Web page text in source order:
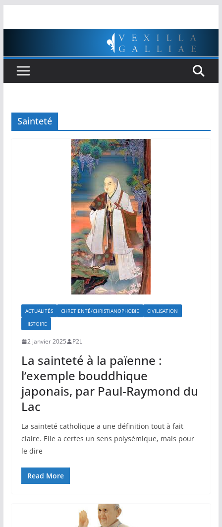
Sainteté
ACTUALITÉS CHRETIENTÉ/CHRISTIANOPHOBIE
CIVILISATION
HISTOIRE
2 janvier 2025 P2L
La sainteté à la païenne :
l’exemple bouddhique
japonais, par Paul-Raymond du
Lac
La sainteté catholique a une définition tout à fait
claire. Elle a certes un sens polysémique, mais pour
le dire
Read More